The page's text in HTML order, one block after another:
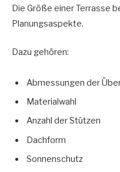
Die Größe einer Terrasse
Planungsaspekte.
Dazu gehören:
Abmessungen der
Materialwahl
Anzahl der Stützen
Dachform
Sonnenschutz